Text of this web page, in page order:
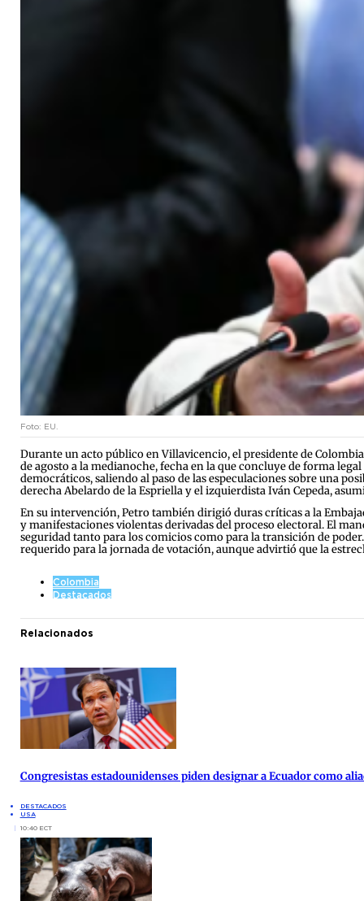
Foto: EU.
Durante un acto público en Villavicencio, el presidente de
de agosto a la medianoche, fecha en la que concluye de forma
democráticos, saliendo al paso de las especulaciones sobre una
derecha Abelardo de la Espriella y el izquierdista Iván Cepeda,
En su intervención, Petro también dirigió duras críticas a la
y manifestaciones violentas derivadas del proceso electoral. El
seguridad tanto para los comicios como para la transición de
requerido para la jornada de votación, aunque advirtió que la
Colombia
Destacados
Relacionados
Congresistas estadounidenses piden designar a Ecuador como
DESTACADOS
USA
10:40 ECT